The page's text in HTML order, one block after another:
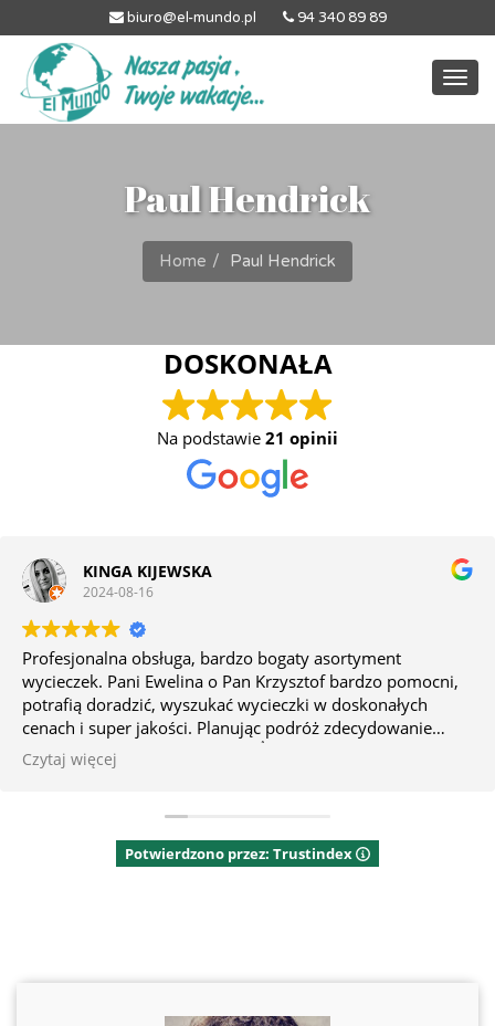
biuro@el-mundo.pl 94 340 89 89
Paul Hendrick
Home Paul Hendrick
DOSKONAŁA
Na podstawie 21 opinii
KINGA KIJEWSKA
2024-08-16
Profesjonalna obsługa, bardzo bogaty asortyment
wycieczek. Pani Ewelina o Pan Krzysztof bardzo pomocni,
potrafią doradzić, wyszukać wycieczki w doskonałych
cenach i super jakości. Planując podróż zdecydowanie
warto skorzystać z ich usług 🌞👌🌴
Czytaj więcej
Potwierdzono przez: Trustindex